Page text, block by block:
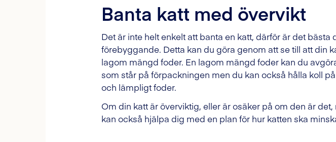
Banta katt med övervikt
Det är inte helt enkelt att banta en katt, därför är det
förebyggande. Detta kan du göra genom att se till att din
lagom mängd foder. En lagom mängd foder kan du
som står på förpackningen men du kan också hålla koll
och lämpligt foder.
Om din katt är överviktig, eller är osäker på om den är
kan också hjälpa dig med en plan för hur katten ska